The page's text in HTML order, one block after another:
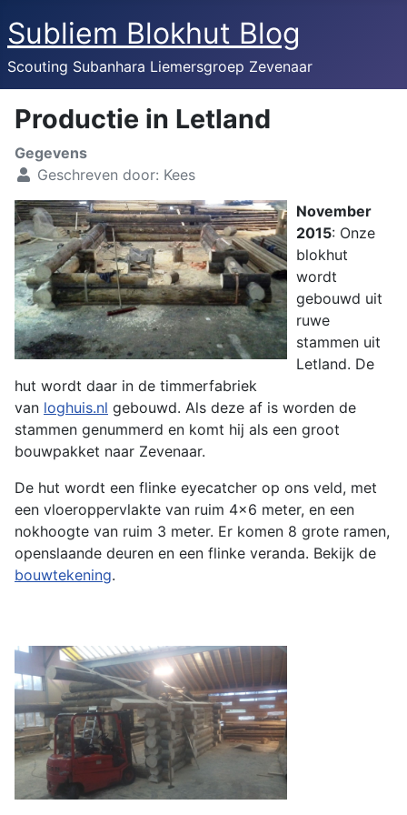
Subliem Blokhut Blog
Scouting Subanhara Liemersgroep Zevenaar
Productie in Letland
Gegevens
Geschreven door: Kees
November
2015: Onze
blokhut
wordt
gebouwd uit
ruwe
stammen uit
Letland. De
hut wordt daar in de timmerfabriek
van loghuis.nl gebouwd. Als deze af is worden de
stammen genummerd en komt hij als een groot
bouwpakket naar Zevenaar.
De hut wordt een flinke eyecatcher op ons veld, met
een vloeroppervlakte van ruim 4x6 meter, en een
nokhoogte van ruim 3 meter. Er komen 8 grote ramen,
openslaande deuren en een flinke veranda. Bekijk de
bouwtekening.